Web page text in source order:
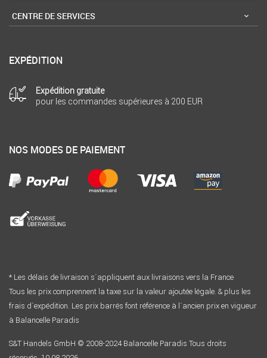
CENTRE DE SERVICES
EXPÉDITION
Expédition gratuite
pour les commandes supérieures à 200 EUR
NOS MODES DE PAIEMENT
* Les délais de livraison s´appliquent aux livraisons vers la France
Tous les prix comprennent la taxe sur la valeur ajoutée légale. & plus les
frais d´expédition. Les prix barrés font référence à l´ancien prix en vigueur
à Balancelle Paradis
S&T Handels GmbH © 2008-2024 Balancelle Paradis Tous droits